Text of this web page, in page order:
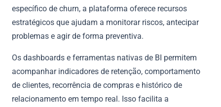
específico de churn, a plataforma oferece recursos
estratégicos que ajudam a monitorar riscos, antecipar
problemas e agir de forma preventiva.
Os dashboards e ferramentas nativas de BI permitem
acompanhar indicadores de retenção, comportamento
de clientes, recorrência de compras e histórico de
relacionamento em tempo real. Isso facilita a